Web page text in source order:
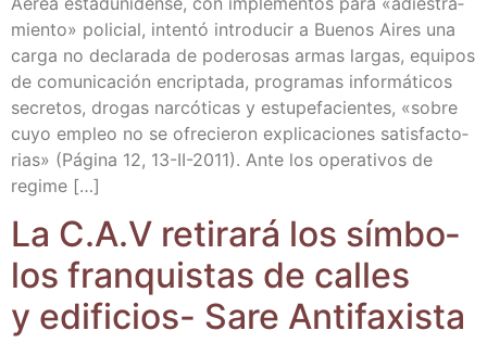
mien­to» poli­cial, inten­tó intro­du­cir a Bue­nos Aires una
car­ga no decla­ra­da de pode­ro­sas armas lar­gas, equi­pos
de comu­ni­ca­ción encrip­ta­da, pro­gra­mas infor­má­ti­cos
secre­tos, dro­gas nar­có­ti­cas y estu­pe­fa­cien­tes, «sobre
cuyo empleo no se ofre­cie­ron expli­ca­cio­nes satis­fac­to­
rias» (Pági­na 12, 13-II-2011). Ante los ope­ra­ti­vos de
regime […]
La C.A.V reti­ra­rá los sím­bo­
los fran­quis­tas de calles
y edi­fi­cios- Sare Antifaxista